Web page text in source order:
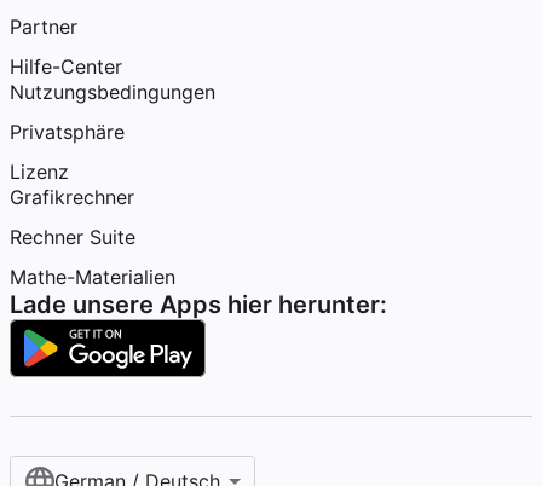
Partner
Hilfe-Center
Nutzungsbedingungen
Privatsphäre
Lizenz
Grafikrechner
Rechner Suite
Mathe-Materialien
Lade unsere Apps hier herunter:
German / Deutsch